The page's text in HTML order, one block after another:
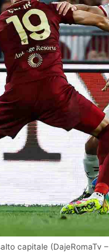
capitale (DajeRomaTv